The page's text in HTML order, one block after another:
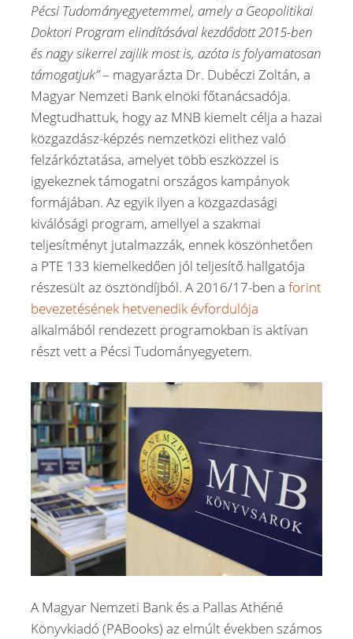
Pécsi Tudományegyetemmel, amely a Geopolitikai
Doktori Program elindításával kezdődött 2015-ben
és nagy sikerrel zajlik most is, azóta is folyamatosan
támogatjuk”– magyarázta Dr. Dubéczi Zoltán, a
Magyar Nemzeti Bank elnöki főtanácsadója.
Megtudhattuk, hogy az MNB kiemelt célja a hazai
közgazdász-képzés nemzetközi elithez való
felzárkóztatása, amelyet több eszközzel is
igyekeznek támogatni országos kampányok
formájában. Az egyik ilyen a közgazdasági
kiválósági program, amellyel a szakmai
teljesítményt jutalmazzák, ennek köszönhetően
a PTE 133 kiemelkedően jól teljesítő hallgatója
részesült az ösztöndíjból. A 2016/17-ben a forint
bevezetésének hetvenedik évfordulója
alkalmából rendezett programokban is aktívan
részt vett a Pécsi Tudományegyetem.
A Magyar Nemzeti Bank és a Pallas Athéné
Könyvkiadó (PABooks) az elmúlt években számos